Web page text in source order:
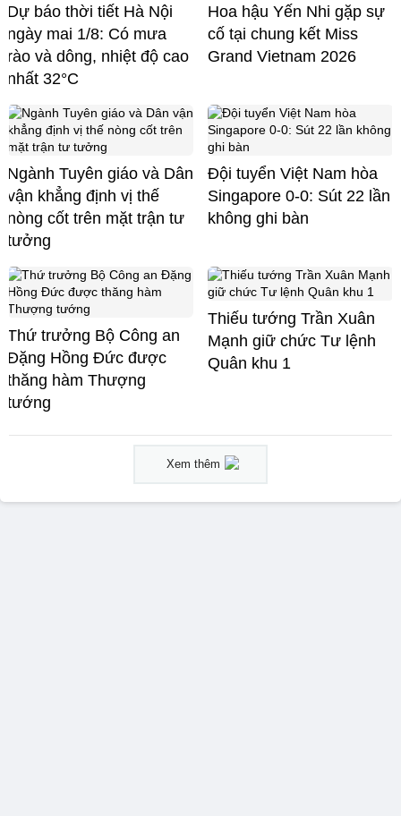
Dự báo thời tiết Hà Nội
ngày mai 1/8: Có mưa
rào và dông, nhiệt độ cao
nhất 32°C
Hoa hậu Yến Nhi gặp sự
cố tại chung kết Miss
Grand Vietnam 2026
Ngành Tuyên giáo và Dân
vận khẳng định vị thế
nòng cốt trên mặt trận tư
tưởng
Đội tuyển Việt Nam hòa
Singapore 0-0: Sút 22 lần
không ghi bàn
Thứ trưởng Bộ Công an
Đặng Hồng Đức được
thăng hàm Thượng
tướng
Thiếu tướng Trần Xuân
Mạnh giữ chức Tư lệnh
Quân khu 1
Xem thêm